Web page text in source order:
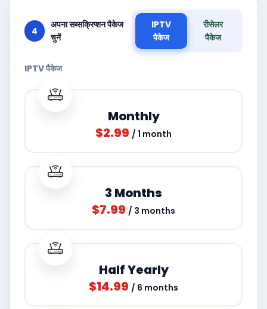
4
अपना सब्सक्रिप्शन पैकेज
चुनें
IPTV
पैकेज
रीसेलर
पैकेज
IPTV पैकेज
Monthly
$2.99 / 1 month
3 Months
$7.99 / 3 months
Half Yearly
$14.99 / 6 months